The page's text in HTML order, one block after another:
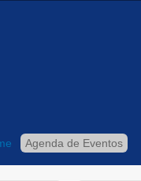
Agenda de Eventos